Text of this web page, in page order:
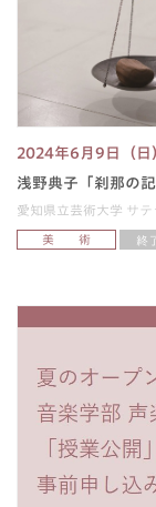
2024年6月9日（日
浅野典子「刹那の記
愛知県立芸術大学 サ
美 術 終